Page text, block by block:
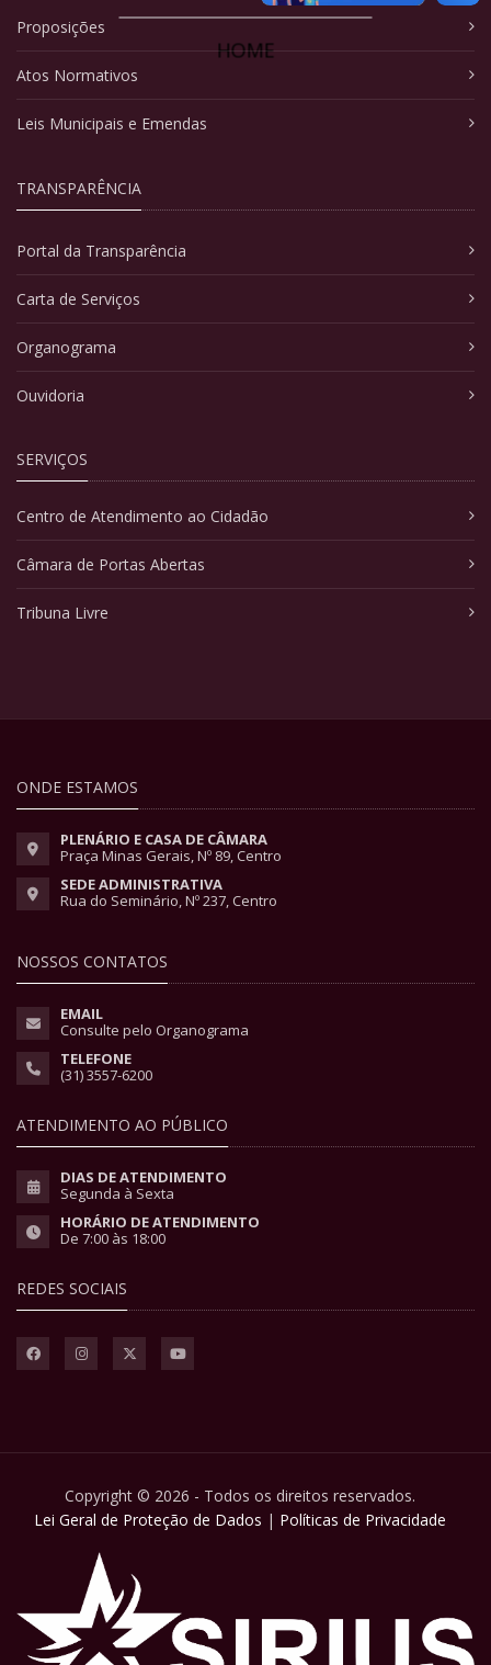
HOME
Proposições
Atos Normativos
Leis Municipais e Emendas
TRANSPARÊNCIA
Portal da Transparência
Carta de Serviços
Organograma
Ouvidoria
SERVIÇOS
Centro de Atendimento ao Cidadão
Câmara de Portas Abertas
Tribuna Livre
ONDE ESTAMOS
PLENÁRIO E CASA DE CÂMARA
Praça Minas Gerais, Nº 89, Centro
SEDE ADMINISTRATIVA
Rua do Seminário, Nº 237, Centro
NOSSOS CONTATOS
EMAIL
Consulte pelo Organograma
TELEFONE
(31) 3557-6200
ATENDIMENTO AO PÚBLICO
DIAS DE ATENDIMENTO
Segunda à Sexta
HORÁRIO DE ATENDIMENTO
De 7:00 às 18:00
REDES SOCIAIS
Copyright © 2026 - Todos os direitos reservados.
Lei Geral de Proteção de Dados | Políticas de Privacidade